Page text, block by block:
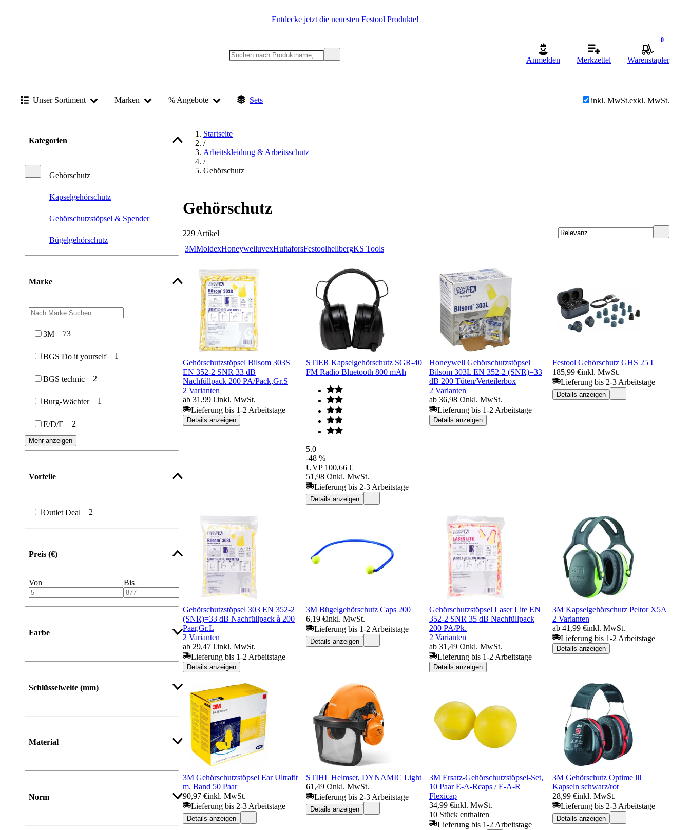
Entdecke jetzt die neuesten Festool Produkte!
Anmelden Merkzettel
0
Warenstapler
Unser Sortiment Marken % Angebote Sets inkl. MwSt.exkl. MwSt.
Kategorien
Gehörschutz
Kapselgehörschutz
Gehörschutzstöpsel & Spender
Bügelgehörschutz
Marke
3M 73
BGS Do it yourself 1
BGS technic 2
Burg-Wächter 1
E/D/E 2
Mehr anzeigen
Vorteile
Outlet Deal 2
Preis (€)
Von Bis
Farbe
Schlüsselweite (mm)
Material
Norm
Startseite
/
Arbeitskleidung & Arbeitsschutz
/
Gehörschutz
Gehörschutz
229 Artikel
3MMoldexHoneywelluvexHultaforsFestoolhellbergKS Tools
Gehörschutzstöpsel Bilsom 303S
EN 352-2 SNR 33 dB
Nachfüllpack 200 PA/Pack,Gr.S
2 Varianten
ab 31,99 €inkl. MwSt.
Lieferung bis 1-2 Arbeitstage
Details anzeigen
STIER Kapselgehörschutz SGR-40
FM Radio Bluetooth 800 mAh
5.0
-48 %
UVP 100,66 €
51,98 €inkl. MwSt.
Lieferung bis 2-3 Arbeitstage
Details anzeigen
Honeywell Gehörschutzstöpsel
Bilsom 303L EN 352-2 (SNR)=33
dB 200 Tüten/Verteilerbox
2 Varianten
ab 36,98 €inkl. MwSt.
Lieferung bis 1-2 Arbeitstage
Details anzeigen
Festool Gehörschutz GHS 25 I
185,99 €inkl. MwSt.
Lieferung bis 2-3 Arbeitstage
Details anzeigen
Gehörschutzstöpsel 303 EN 352-2
(SNR)=33 dB Nachfüllpack à 200
Paar,Gr.L
2 Varianten
ab 29,47 €inkl. MwSt.
Lieferung bis 1-2 Arbeitstage
Details anzeigen
3M Bügelgehörschutz Caps 200
6,19 €inkl. MwSt.
Lieferung bis 1-2 Arbeitstage
Details anzeigen
Gehörschutzstöpsel Laser Lite EN
352-2 SNR 35 dB Nachfüllpack
200 PA/Pk.
2 Varianten
ab 31,49 €inkl. MwSt.
Lieferung bis 1-2 Arbeitstage
Details anzeigen
3M Kapselgehörschutz Peltor X5A
2 Varianten
ab 41,99 €inkl. MwSt.
Lieferung bis 1-2 Arbeitstage
Details anzeigen
3M Gehörschutzstöpsel Ear Ultrafit
m. Band 50 Paar
90,97 €inkl. MwSt.
Lieferung bis 2-3 Arbeitstage
Details anzeigen
STIHL Helmset, DYNAMIC Light
61,49 €inkl. MwSt.
Lieferung bis 2-3 Arbeitstage
Details anzeigen
3M Ersatz-Gehörschutzstöpsel-Set,
10 Paar E-A-Rcaps / E-A-R
Flexicap
34,99 €inkl. MwSt.
10 Stück enthalten
Lieferung bis 1-2 Arbeitstage
3M Gehörschutz Optime lll
Kapseln schwarz/rot
28,99 €inkl. MwSt.
Lieferung bis 2-3 Arbeitstage
Details anzeigen